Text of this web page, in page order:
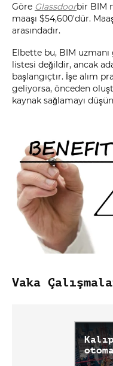
Göre Glassdoorbir BIM
maaşı $54,600'dür.
arasındadır.
Elbette bu, BIM
listesi değildir, ancak
başlangıçtır. İşe alım
geliyorsa, önceden
kaynak sağlamayı
Vaka